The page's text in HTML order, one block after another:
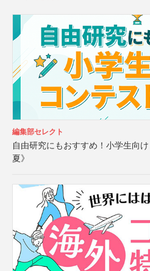
編集部セレクト
自由研究にもおすすめ！小学生向
夏》